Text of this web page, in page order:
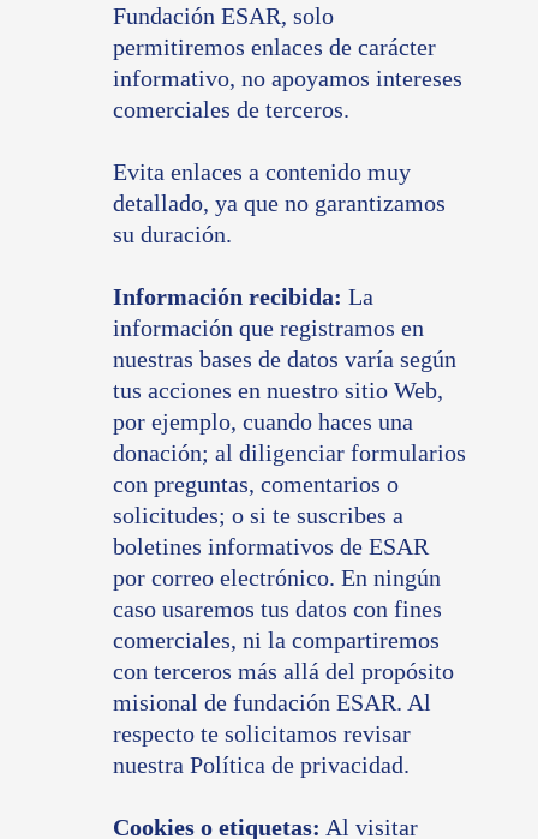
Fundación ESAR, solo
permitiremos enlaces de carácter
informativo, no apoyamos intereses
comerciales de terceros.
Evita enlaces a contenido muy
detallado, ya que no garantizamos
su duración.
Información recibida: La
información que registramos en
nuestras bases de datos varía según
tus acciones en nuestro sitio Web,
por ejemplo, cuando haces una
donación; al diligenciar formularios
con preguntas, comentarios o
solicitudes; o si te suscribes a
boletines informativos de ESAR
por correo electrónico. En ningún
caso usaremos tus datos con fines
comerciales, ni la compartiremos
con terceros más allá del propósito
misional de fundación ESAR. Al
respecto te solicitamos revisar
nuestra Política de privacidad.
Cookies o etiquetas: Al visitar